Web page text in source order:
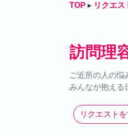
TOP ▸ リクエス
訪問理
ご近所の人の悩
みんなが抱える
リクエスト